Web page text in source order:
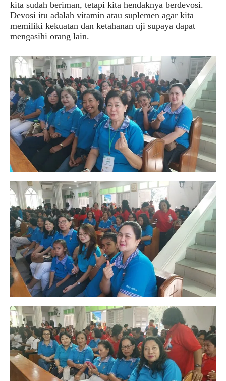
kita sudah beriman, tetapi kita hendaknya berdevosi.
Devosi itu adalah vitamin atau suplemen agar kita
memiliki kekuatan dan ketahanan uji supaya dapat
mengasihi orang lain.